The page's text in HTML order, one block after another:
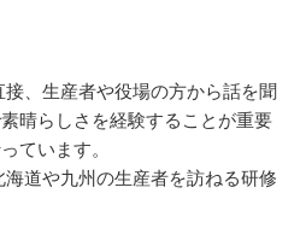
接、生産者や役場の方から話を聞
晴らしさを経験することが重要
ています。
海道や九州の生産者を訪ねる研修